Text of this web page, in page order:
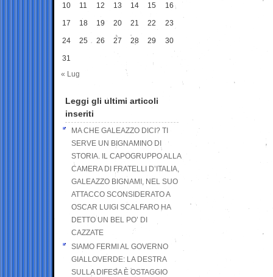
10 11 12 13 14 15 16
17 18 19 20 21 22 23
24 25 26 27 28 29 30
31
« Lug
Leggi gli ultimi articoli
inseriti
MA CHE GALEAZZO DICI? TI
SERVE UN BIGNAMINO DI
STORIA. IL CAPOGRUPPO ALLA
CAMERA DI FRATELLI D’ITALIA,
GALEAZZO BIGNAMI, NEL SUO
ATTACCO SCONSIDERATO A
OSCAR LUIGI SCALFARO HA
DETTO UN BEL PO’ DI
CAZZATE
SIAMO FERMI AL GOVERNO
GIALLOVERDE: LA DESTRA
SULLA DIFESA È OSTAGGIO